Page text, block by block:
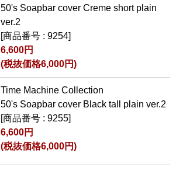
50's Soapbar cover Creme short plain
ver.2
[商品番号 : 9254]
6,600円
(税抜価格6,000円)
Time Machine Collection
50's Soapbar cover Black tall plain ver.2
[商品番号 : 9255]
6,600円
(税抜価格6,000円)